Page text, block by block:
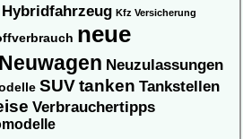
Hybridfahrzeug Kfz Versicherung
neue
Neuwagen Neuzulassungen
SUVtanken Tankstellen
Verbrauchertipps